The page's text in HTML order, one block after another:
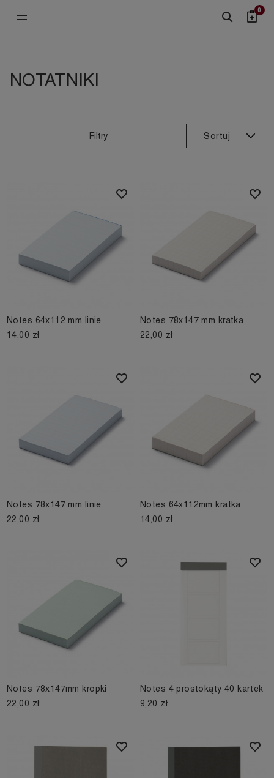
0
NOTATNIKI
Filtry Sortuj
Notes 64x112 mm linie
14,00 zł
Notes 78x147 mm kratka
22,00 zł
Notes 78x147 mm linie
22,00 zł
Notes 64x112mm kratka
14,00 zł
Notes 78x147mm kropki
22,00 zł
Notes 4 prostokąty 40 kartek
9,20 zł